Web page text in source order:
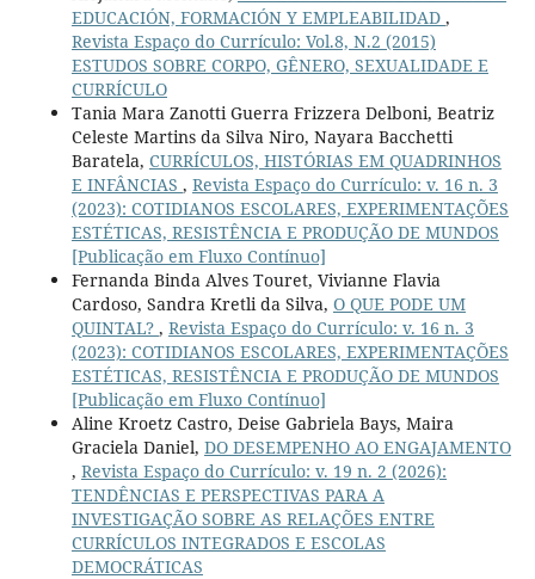
EDUCACIÓN, FORMACIÓN Y EMPLEABILIDAD ,
Revista Espaço do Currículo: Vol.8, N.2 (2015)
ESTUDOS SOBRE CORPO, GÊNERO, SEXUALIDADE E
CURRÍCULO
Tania Mara Zanotti Guerra Frizzera Delboni, Beatriz
Celeste Martins da Silva Niro, Nayara Bacchetti
Baratela, CURRÍCULOS, HISTÓRIAS EM QUADRINHOS
E INFÂNCIAS , Revista Espaço do Currículo: v. 16 n. 3
(2023): COTIDIANOS ESCOLARES, EXPERIMENTAÇÕES
ESTÉTICAS, RESISTÊNCIA E PRODUÇÃO DE MUNDOS
[Publicação em Fluxo Contínuo]
Fernanda Binda Alves Touret, Vivianne Flavia
Cardoso, Sandra Kretli da Silva, O QUE PODE UM
QUINTAL? , Revista Espaço do Currículo: v. 16 n. 3
(2023): COTIDIANOS ESCOLARES, EXPERIMENTAÇÕES
ESTÉTICAS, RESISTÊNCIA E PRODUÇÃO DE MUNDOS
[Publicação em Fluxo Contínuo]
Aline Kroetz Castro, Deise Gabriela Bays, Maira
Graciela Daniel, DO DESEMPENHO AO ENGAJAMENTO
, Revista Espaço do Currículo: v. 19 n. 2 (2026):
TENDÊNCIAS E PERSPECTIVAS PARA A
INVESTIGAÇÃO SOBRE AS RELAÇÕES ENTRE
CURRÍCULOS INTEGRADOS E ESCOLAS
DEMOCRÁTICAS